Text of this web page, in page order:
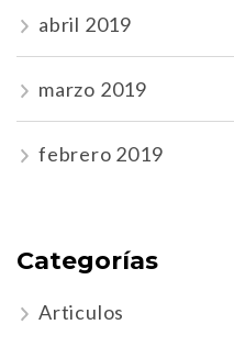
abril 2019
marzo 2019
febrero 2019
Categorías
Articulos